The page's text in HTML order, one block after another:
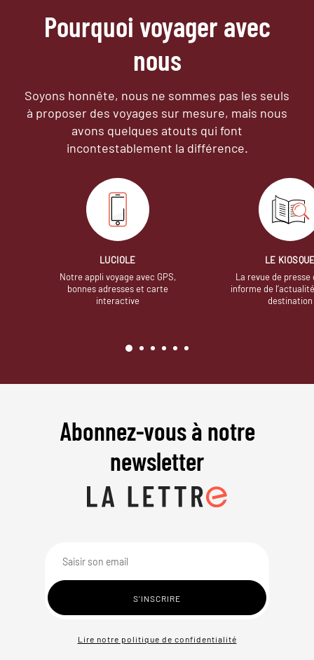
Pourquoi voyager avec
nous
Soyons honnête, nous ne sommes pas les seuls
à proposer des voyages sur mesure, mais nous
avons quelques atouts qui font
incontestablement la différence.
LUCIOLE
Notre appli voyage avec GPS,
bonnes adresses et carte
interactive
LE
La revue de presse
informe de
destination
Abonnez-vous à notre
newsletter
Lire notre politique de confidentialité